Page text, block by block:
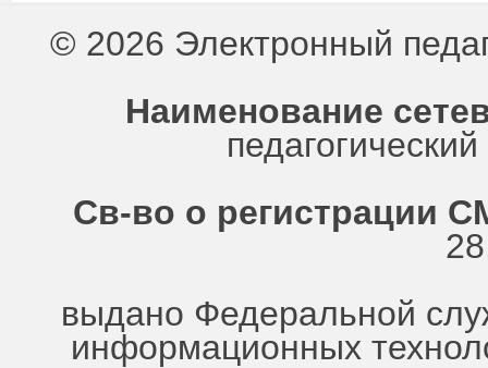
© 2026 Электронный
Наименование
Св-во о регистрации
выдано Федеральной
информационных